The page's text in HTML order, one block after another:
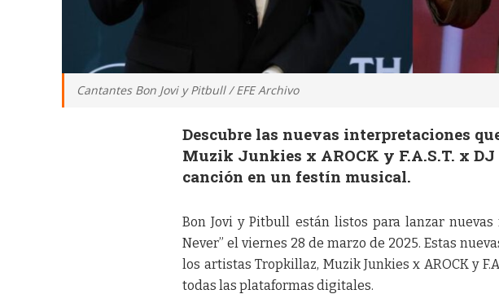
Cantantes Bon Jovi y Pitbull / EFE Archivo
Descubre las nuevas interpretaciones
Muzik Junkies x AROCK y F.A.S.T. x
canción en un festín musical.
Bon Jovi y Pitbull están listos para lanzar
Never” el viernes 28 de marzo de 2025. Estas
los artistas Tropkillaz, Muzik Junkies x AROCK y
todas las plataformas digitales.